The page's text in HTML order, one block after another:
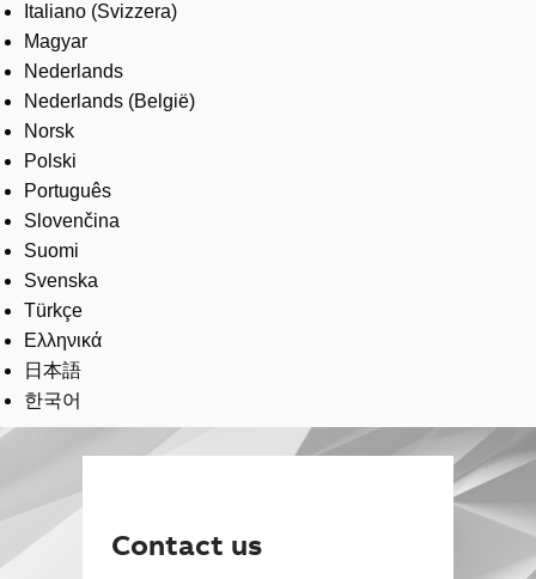
Italiano (Svizzera)
Magyar
Nederlands
Nederlands (België)
Norsk
Polski
Português
Slovenčina
Suomi
Svenska
Türkçe
Ελληνικά
日本語
한국어
Contact us